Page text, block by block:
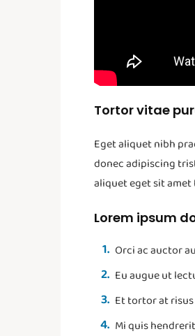
Tortor vitae
Eget aliquet nibh
donec adipiscing
aliquet eget sit
Lorem ipsum
Orci ac auctor
Eu augue ut
Et tortor at
Mi quis